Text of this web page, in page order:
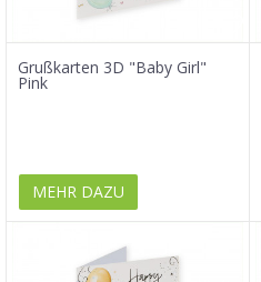
Grußkarten 3D "Baby Girl"
Pink
MEHR DAZU